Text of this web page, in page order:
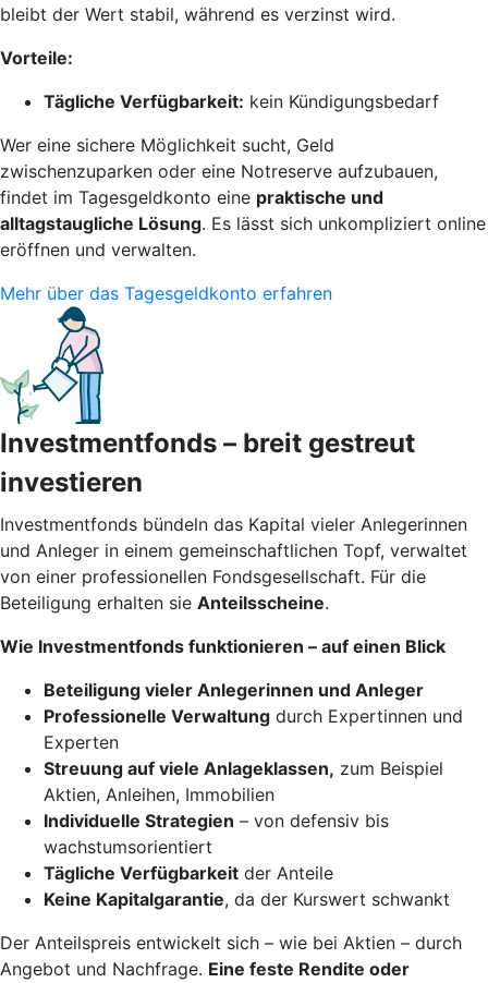
bleibt der Wert stabil, während es verzinst wird.
Vorteile:
Tägliche Verfügbarkeit: kein Kündigungsbedarf
Wer eine sichere Möglichkeit sucht, Geld
zwischenzuparken oder eine Notreserve aufzubauen,
findet im Tagesgeldkonto eine praktische und
alltagstaugliche Lösung. Es lässt sich unkompliziert online
eröffnen und verwalten.
Mehr über das Tagesgeldkonto erfahren
Investmentfonds – breit gestreut
investieren
Investmentfonds bündeln das Kapital vieler Anlegerinnen
und Anleger in einem gemeinschaftlichen Topf, verwaltet
von einer professionellen Fondsgesellschaft. Für die
Beteiligung erhalten sie Anteilsscheine.
Wie Investmentfonds funktionieren – auf einen Blick
Beteiligung vieler Anlegerinnen und Anleger
Professionelle Verwaltung durch Expertinnen und
Experten
Streuung auf viele Anlageklassen, zum Beispiel
Aktien, Anleihen, Immobilien
Individuelle Strategien – von defensiv bis
wachstumsorientiert
Tägliche Verfügbarkeit der Anteile
Keine Kapitalgarantie, da der Kurswert schwankt
Der Anteilspreis entwickelt sich – wie bei Aktien – durch
Angebot und Nachfrage. Eine feste Rendite oder